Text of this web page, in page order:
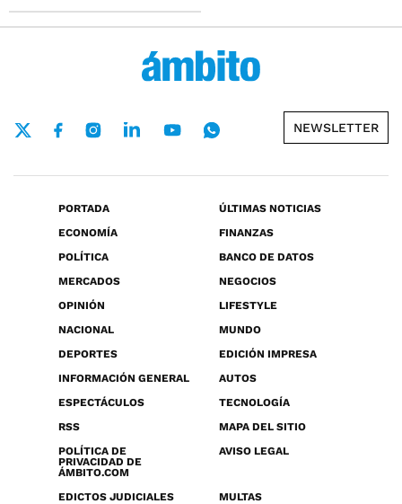
NEWSLETTER
PORTADA
ÚLTIMAS NOTICIAS
ECONOMÍA
FINANZAS
POLÍTICA
BANCO DE DATOS
MERCADOS
NEGOCIOS
OPINIÓN
LIFESTYLE
NACIONAL
MUNDO
DEPORTES
EDICIÓN IMPRESA
INFORMACIÓN GENERAL
AUTOS
ESPECTÁCULOS
TECNOLOGÍA
RSS
MAPA DEL SITIO
POLÍTICA DE
PRIVACIDAD DE
ÁMBITO.COM
AVISO LEGAL
EDICTOS JUDICIALES MULTAS